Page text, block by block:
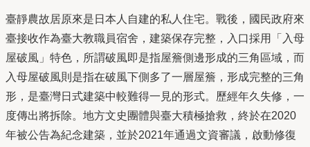
臺靜農故居原來是日本人自建的私人住宅。戰後，國民政府來
臺接收作為臺大教職員宿舍，建築保存完整，入口採用「入母
屋破風」特色，所謂破風即是指屋簷側邊形成的三角區域，而
入母屋破風則是指在破風下側多了一層屋簷，形成完整的三角
形，是臺灣日式建築中較難得一見的形式。歷經年久失修，一
度傳出將拆除。地方文史團體與臺大積極搶救，終於在2020
年被公告為紀念建築，並於2021年通過文資審議，啟動修復